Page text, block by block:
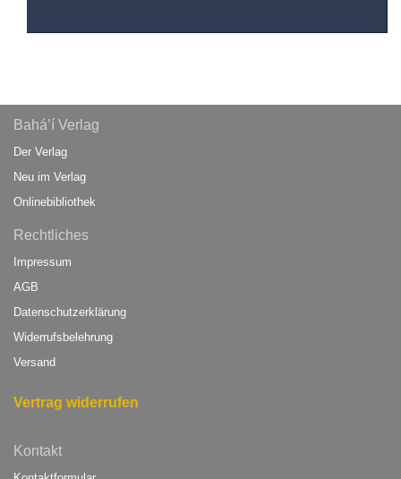
Bahá’í Verlag
Der Verlag
Neu im Verlag
Onlinebibliothek
Rechtliches
Impressum
AGB
Datenschutzerklärung
Widerrufsbelehrung
Versand
Vertrag widerrufen
Kontakt